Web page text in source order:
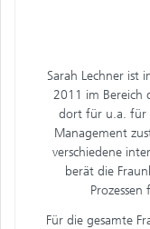
Sarah Lechner ist
2011 im Bereich
dort für u.a. für
Management
verschiedene
berät die
Für die gesamte